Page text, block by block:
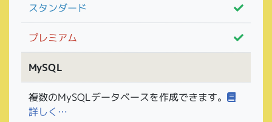
スタンダード
プレミアム
MySQL
複数のMySQLデータベースを作成できます。
詳しく…